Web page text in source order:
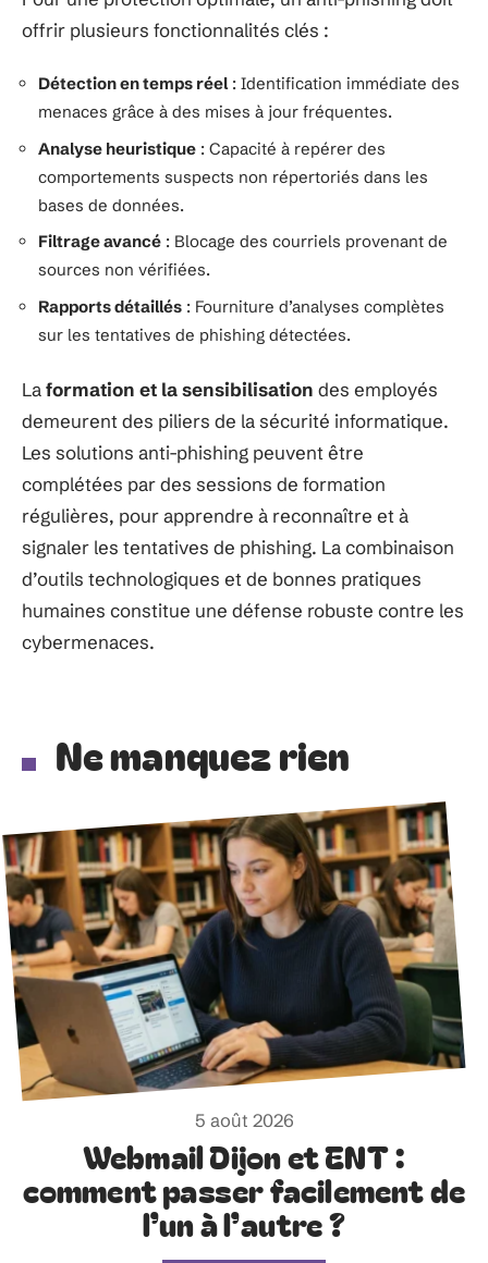
offrir plusieurs fonctionnalités clés :
Détection en temps réel: Identification immédiate des
menaces grâce à des mises à jour fréquentes.
Analyse heuristique : Capacité à repérer des
comportements suspects non répertoriés dans les
bases de données.
Filtrage avancé : Blocage des courriels provenant de
sources non vérifiées.
Rapports détaillés : Fourniture d’analyses complètes
sur les tentatives de phishing détectées.
Laformation et la sensibilisation des employés
demeurent des piliers de la sécurité informatique.
Les solutions anti-phishing peuvent être
complétées par des sessions de formation
régulières, pour apprendre à reconnaître et à
signaler les tentatives de phishing. La combinaison
d’outils technologiques et de bonnes pratiques
humaines constitue une défense robuste contre les
cybermenaces.
Ne manquez rien
5 août 2026
Webmail Dijon et ENT :
comment passer facilement de
l’un à l’autre ?